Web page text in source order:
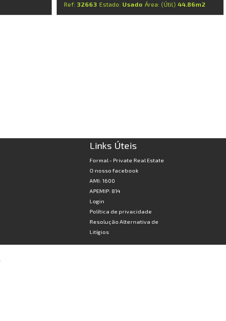
Ref: 32663 Estado: Usado Área: (Útil) 44.86m2
Links Úteis
Formal - Private Real Estate
O nosso facebook
AMI: 1600
APEMIP: 814
Login
Política de privacidade
Resolução Alternativa de
Litígios